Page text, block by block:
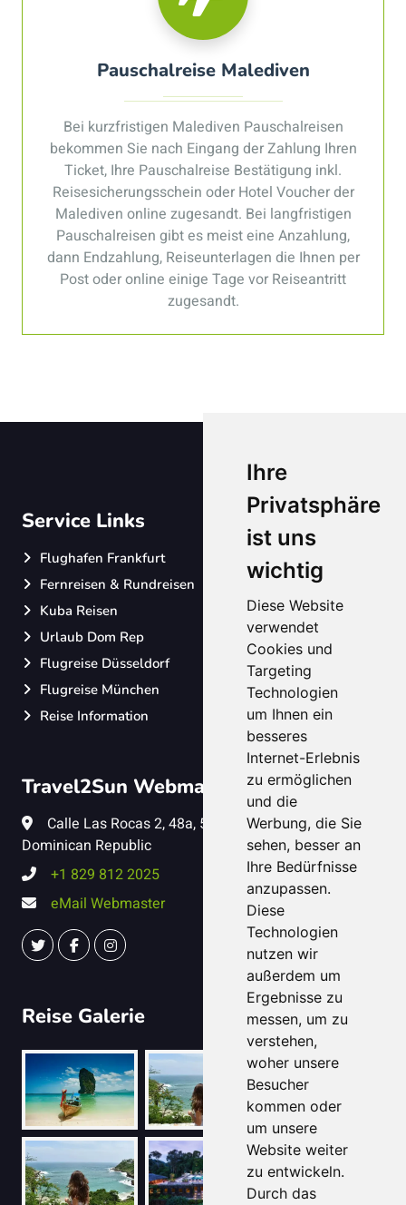
Ihre
Privatsphäre
ist uns
wichtig
Diese Website
verwendet
Cookies und
Targeting
Technologien
um Ihnen ein
besseres
Internet-Erlebnis
zu ermöglichen
und die
Werbung, die Sie
sehen, besser an
Ihre Bedürfnisse
anzupassen.
Diese
Technologien
nutzen wir
außerdem um
Ergebnisse zu
messen, um zu
verstehen,
woher unsere
Besucher
kommen oder
um unsere
Website weiter
zu entwickeln.
Durch das
Pauschalreise Malediven
Bei kurzfristigen Malediven Pauschalreisen
bekommen Sie nach Eingang der Zahlung Ihren
Ticket, Ihre Pauschalreise Bestätigung inkl.
Reisesicherungsschein oder Hotel Voucher der
Malediven online zugesandt. Bei langfristigen
Pauschalreisen gibt es meist eine Anzahlung,
dann Endzahlung, Reiseunterlagen die Ihnen per
Post oder online einige Tage vor Reiseantritt
zugesandt.
Service Links
Flughafen Frankfurt
Fernreisen & Rundreisen
Kuba Reisen
Urlaub Dom Rep
Flugreise Düsseldorf
Flugreise München
Reise Information
Travel2Sun Webmaster
Calle Las Rocas 2, 48a, 57041, Puerto Plata,
Dominican Republic
+1 829 812 2025
eMail Webmaster
Reise Galerie